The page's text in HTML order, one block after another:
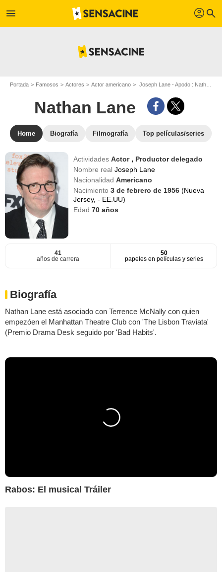
menu profil search
Portada Famosos Actores Actor americano Joseph Lane - Apodo : Nathan Lane
Nathan Lane
Home Biografía Filmografía Top películas/series
ActividadesActor , Productor delegado
Nombre realJoseph Lane
NacionalidadAmericano
Nacimiento3 de febrero de 1956(Nueva
Jersey, - EE.UU)
Edad70 años
41
años de carrera
50
papeles en películas y series
Biografía
Nathan Lane está asociado con Terrence McNally con quien
empezóen el Manhattan Theatre Club con 'The Lisbon Traviata'
(Premio Drama Desk seguido por 'Bad Habits'.
Rabos: El musical Tráiler